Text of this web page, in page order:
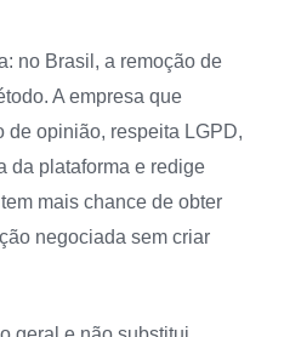
no Brasil, a remoção de
A empresa que
de opinião, respeita LGPD,
da plataforma e redige
mais chance de obter
negociada sem criar